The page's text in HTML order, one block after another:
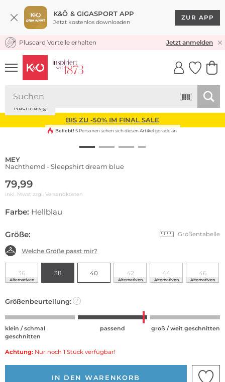
K&Ö & GIGASPORT APP
Jetzt kostenlos downloaden
ZUR APP
KOSTENLOSER VERSAND* & RÜCKVERSAND
Pluscard Vorteile erhalten Jetzt anmelden
UNSERE APP
CLICK &
BIS ZU -50% IM FINAL SALE
Nachhaltig
Beliebt! 5 Personen sehen sich diesen Artikel gerade an
MEY
Nachthemd - Sleepshirt dream blue
79,99
inkl. Mwst zzgl. Versandkosten
Farbe: Hellblau
Größe: Größentabelle
Welche Größe passt mir?
36
Alternativen
38 40 42
Alternativen
44
Alternativen
46
Alternativen
Größenbeurteilung: ?
klein / schmal
geschnitten
passend groß / weit geschnitten
Achtung: Nur noch 1 Stück verfügbar!
IN DEN WARENKORB